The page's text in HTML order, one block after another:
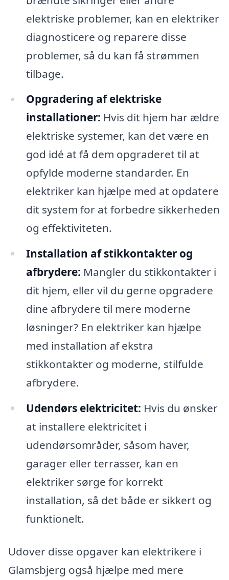
elektriske problemer, kan en elektriker
diagnosticere og reparere disse
problemer, så du kan få strømmen
tilbage.
Opgradering af elektriske
installationer: Hvis dit hjem har ældre
elektriske systemer, kan det være en
god idé at få dem opgraderet til at
opfylde moderne standarder. En
elektriker kan hjælpe med at opdatere
dit system for at forbedre sikkerheden
og effektiviteten.
Installation af stikkontakter og
afbrydere: Mangler du stikkontakter i
dit hjem, eller vil du gerne opgradere
dine afbrydere til mere moderne
løsninger? En elektriker kan hjælpe
med installation af ekstra
stikkontakter og moderne, stilfulde
afbrydere.
Udendørs elektricitet: Hvis du ønsker
at installere elektricitet i
udendørsområder, såsom haver,
garager eller terrasser, kan en
elektriker sørge for korrekt
installation, så det både er sikkert og
funktionelt.
Udover disse opgaver kan elektrikere i
Glamsbjerg også hjælpe med mere